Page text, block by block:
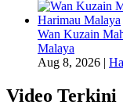
Wan Kuzain
Malaya
Aug 8, 2026
Video Terkini